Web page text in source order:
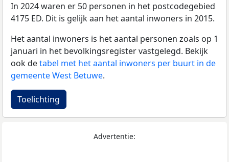
In 2024 waren er 50 personen in het postcodegebied
4175 ED. Dit is gelijk aan het aantal inwoners in 2015.
Het aantal inwoners is het aantal personen zoals op 1
januari in het bevolkingsregister vastgelegd. Bekijk
ook detabel met het aantal inwoners per buurt in de
gemeente West Betuwe.
Toelichting
Advertentie: